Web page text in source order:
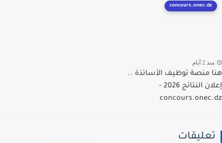
concours.onec.dz
2 أيام
منصة توظيف الأساتذة ..
إعلان النتائج 2026 -